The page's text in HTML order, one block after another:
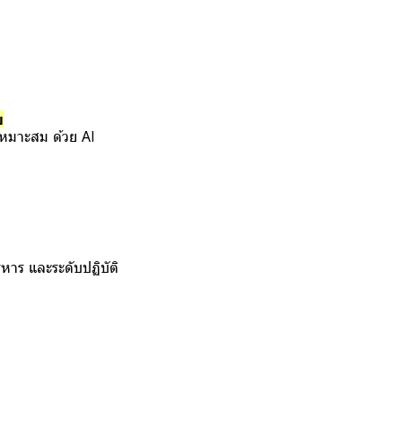
าะสม ด้วย AI
ร และระดับปฏิบัติ